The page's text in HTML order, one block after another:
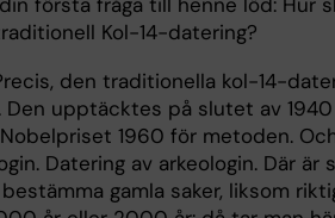
Kol-14-datering?
den traditionella kol-14-
Den upptäcktes på slutet av
1960 för metoden.
Datering av arkeologin. Där är
gamla saker, liksom